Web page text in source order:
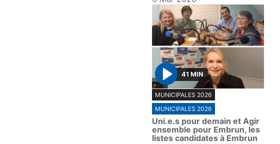
P
l
a
y
41 MIN
MUNICIPALES 2026
MUNICIPALES 2026
Uni.e.s pour demain et Agir
ensemble pour Embrun, les
listes candidates à Embrun